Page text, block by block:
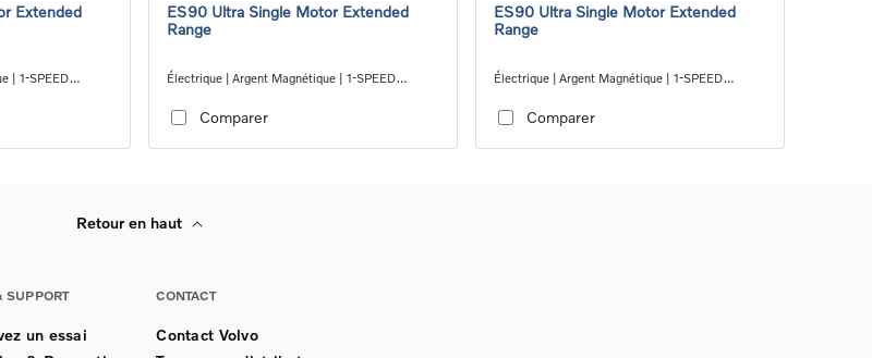
Extended
| 1-SPEED
ES90 Ultra Single Motor Extended
Range
Électrique | Argent Magnétique | 1-SPEED
Comparer
ES90 Ultra Single Motor Extended
Range
Électrique | Argent Magnétique | 1-SPEED
Comparer
Retour en haut
SUPPORT
un essai
CONTACT
Contact Volvo